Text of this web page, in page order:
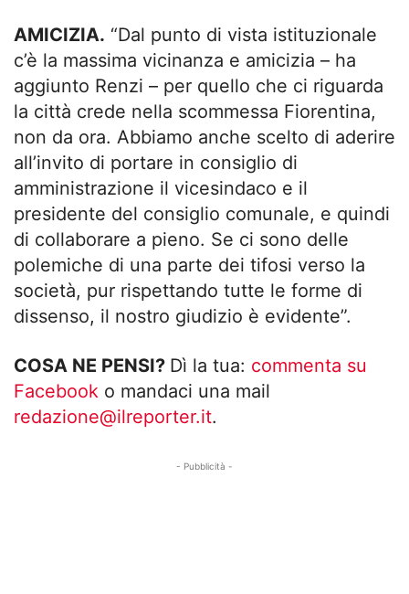
AMICIZIA. “Dal punto di vista istituzionale
c’è la massima vicinanza e amicizia – ha
aggiunto Renzi – per quello che ci riguarda
la città crede nella scommessa Fiorentina,
non da ora. Abbiamo anche scelto di aderire
all’invito di portare in consiglio di
amministrazione il vicesindaco e il
presidente del consiglio comunale, e quindi
di collaborare a pieno. Se ci sono delle
polemiche di una parte dei tifosi verso la
società, pur rispettando tutte le forme di
dissenso, il nostro giudizio è evidente”.
COSA NE PENSI? Dì la tua: commenta su
Facebook o mandaci una mail
redazione@ilreporter.it.
- Pubblicità -